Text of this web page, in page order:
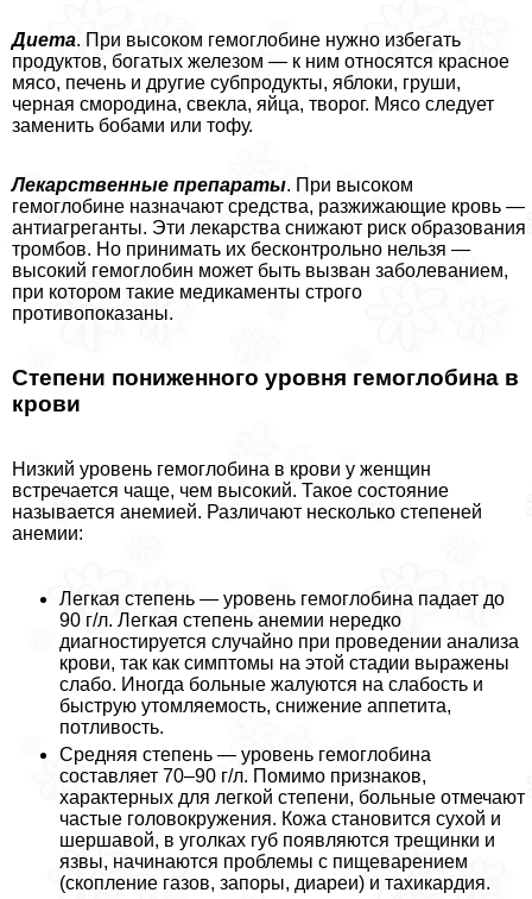
Диета. При высоком гемоглобине нужно избегать
продуктов, богатых железом — к ним относятся красное
мясо, печень и другие субпродукты, яблоки, груши,
черная смородина, свекла, яйца, творог. Мясо следует
заменить бобами или тофу.
Лекарственные препараты. При высоком
гемоглобине назначают средства, разжижающие кровь —
антиагреганты. Эти лекарства снижают риск образования
тромбов. Но принимать их бесконтрольно нельзя —
высокий гемоглобин может быть вызван заболеванием,
при котором такие медикаменты строго
противопоказаны.
Степени пониженного уровня гемоглобина в
крови
Низкий уровень гемоглобина в крови у женщин
встречается чаще, чем высокий. Такое состояние
называется анемией. Различают несколько степеней
анемии:
Легкая степень — уровень гемоглобина падает до
90 г/л. Легкая степень анемии нередко
диагностируется случайно при проведении анализа
крови, так как симптомы на этой стадии выражены
слабо. Иногда больные жалуются на слабость и
быструю утомляемость, снижение аппетита,
потливость.
Средняя степень — уровень гемоглобина
составляет 70–90 г/л. Помимо признаков,
хаpaктерных для легкой степени, больные отмечают
частые головокружения. Кожа становится сухой и
шершавой, в уголках губ появляются трещинки и
язвы, начинаются проблемы с пищеварением
(скопление газов, запоры, диареи) и тахикардия.